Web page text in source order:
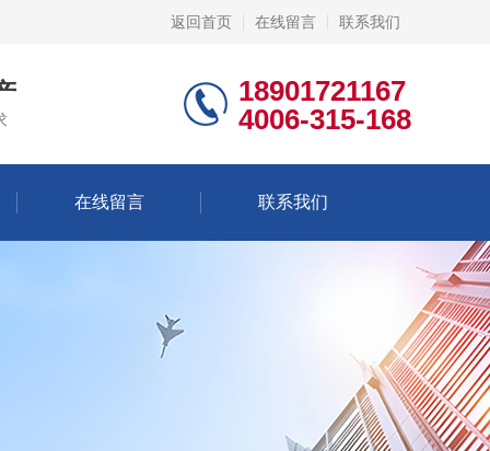
返回首页 在线留言 联系我们
18901721167
4006-315-168
在线留言 联系我们